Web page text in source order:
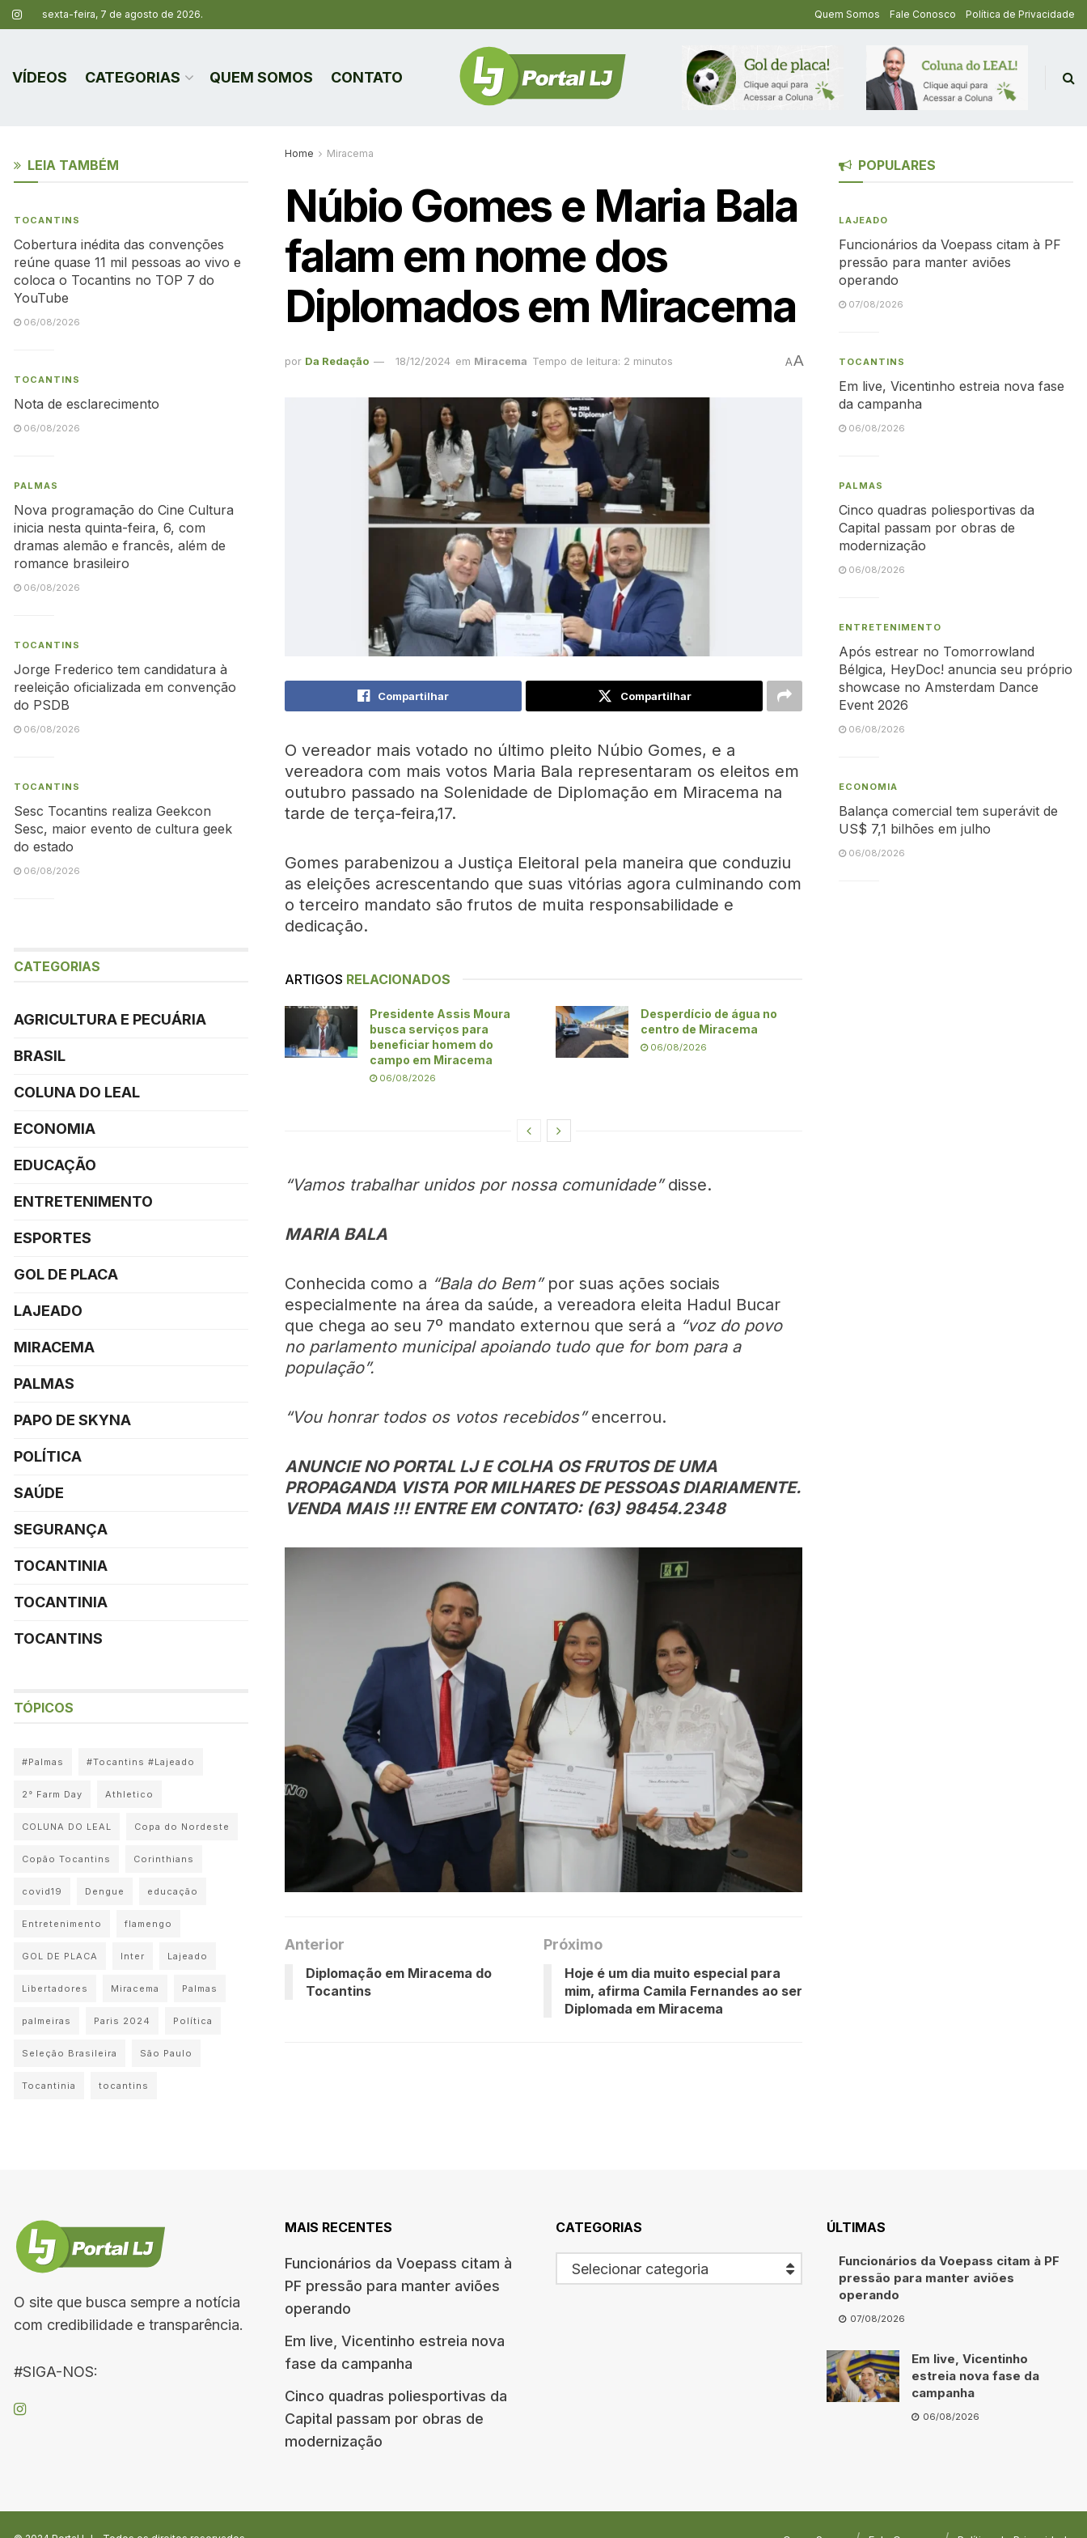
sexta-feira, 7 de agosto de 2026. Quem Somos Fale Conosco Política de Privacidade
VÍDEOS CATEGORIAS QUEM SOMOS CONTATO
Home Miracema
Núbio Gomes e Maria Bala
falam em nome dos
Diplomados em Miracema
por Da Redação 18/12/2024 em Miracema Tempo de leitura: 2 minutos AA
Compartilhar Compartilhar
O vereador mais votado no último pleito Núbio Gomes, e a
vereadora com mais votos Maria Bala representaram os eleitos em
outubro passado na Solenidade de Diplomação em Miracema na
tarde de terça-feira,17.
Gomes parabenizou a Justiça Eleitoral pela maneira que conduziu
as eleições acrescentando que suas vitórias agora culminando com
o terceiro mandato são frutos de muita responsabilidade e
dedicação.
ARTIGOS RELACIONADOS
Presidente Assis Moura
busca serviços para
beneficiar homem do
campo em Miracema
06/08/2026
Desperdício de água no
centro de Miracema
06/08/2026
“Vamos trabalhar unidos por nossa comunidade”disse.
MARIA BALA
Conhecida como a “Bala do Bem”por suas ações sociais
especialmente na área da saúde, a vereadora eleita Hadul Bucar
que chega ao seu 7º mandato externou que será a “voz do povo
no parlamento municipal apoiando tudo que for bom para a
população”.
“Vou honrar todos os votos recebidos”encerrou.
ANUNCIE NO PORTAL LJ E COLHA OS FRUTOS DE UMA
PROPAGANDA VISTA POR MILHARES DE PESSOAS DIARIAMENTE.
VENDA MAIS !!! ENTRE EM CONTATO: (63) 98454.2348
Anterior
Diplomação em Miracema do
Tocantins
Próximo
Hoje é um dia muito especial para
mim, afirma Camila Fernandes ao ser
Diplomada em Miracema
LEIA TAMBÉM
TOCANTINS
Cobertura inédita das convenções
reúne quase 11 mil pessoas ao vivo e
coloca o Tocantins no TOP 7 do
YouTube
06/08/2026
TOCANTINS
Nota de esclarecimento
06/08/2026
PALMAS
Nova programação do Cine Cultura
inicia nesta quinta-feira, 6, com
dramas alemão e francês, além de
romance brasileiro
06/08/2026
TOCANTINS
Jorge Frederico tem candidatura à
reeleição oficializada em convenção
do PSDB
06/08/2026
TOCANTINS
Sesc Tocantins realiza Geekcon
Sesc, maior evento de cultura geek
do estado
06/08/2026
CATEGORIAS
AGRICULTURA E PECUÁRIA
BRASIL
COLUNA DO LEAL
ECONOMIA
EDUCAÇÃO
ENTRETENIMENTO
ESPORTES
GOL DE PLACA
LAJEADO
MIRACEMA
PALMAS
PAPO DE SKYNA
POLÍTICA
SAÚDE
SEGURANÇA
TOCANTINIA
TOCANTINIA
TOCANTINS
TÓPICOS
#Palmas #Tocantins #Lajeado
2° Farm Day Athletico
COLUNA DO LEAL Copa do Nordeste
Copão Tocantins Corinthians
covid19 Dengue educação
Entretenimento flamengo
GOL DE PLACA Inter Lajeado
Libertadores Miracema Palmas
palmeiras Paris 2024 Política
Seleção Brasileira São Paulo
Tocantinia tocantins
POPULARES
LAJEADO
Funcionários da Voepass citam à PF
pressão para manter aviões
operando
07/08/2026
TOCANTINS
Em live, Vicentinho estreia nova fase
da campanha
06/08/2026
PALMAS
Cinco quadras poliesportivas da
Capital passam por obras de
modernização
06/08/2026
ENTRETENIMENTO
Após estrear no Tomorrowland
Bélgica, HeyDoc! anuncia seu próprio
showcase no Amsterdam Dance
Event 2026
06/08/2026
ECONOMIA
Balança comercial tem superávit de
US$ 7,1 bilhões em julho
06/08/2026
O site que busca sempre a notícia
com credibilidade e transparência.
#SIGA-NOS:
MAIS RECENTES
Funcionários da Voepass citam à
PF pressão para manter aviões
operando
Em live, Vicentinho estreia nova
fase da campanha
Cinco quadras poliesportivas da
Capital passam por obras de
modernização
CATEGORIAS
Selecionar categoria
ÚLTIMAS
Funcionários da Voepass citam à PF
pressão para manter aviões
operando
07/08/2026
Em live, Vicentinho
estreia nova fase da
campanha
06/08/2026